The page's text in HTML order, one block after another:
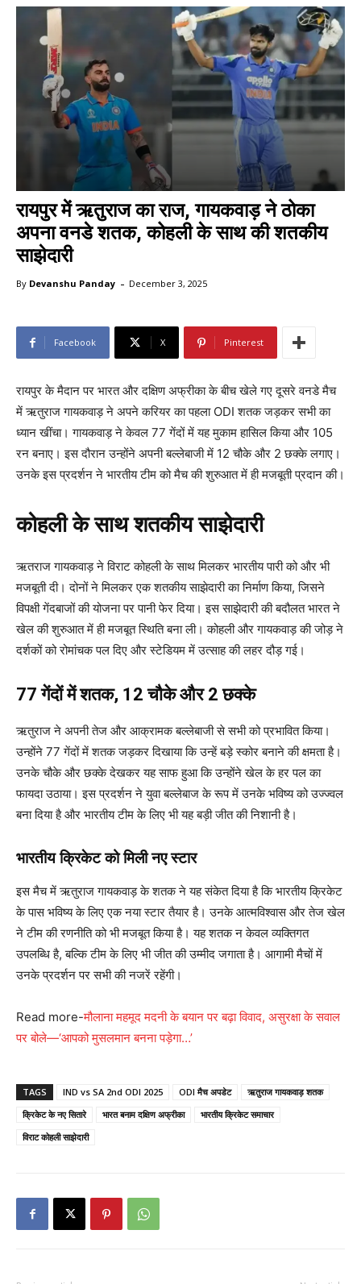
रायपुर में ऋतुराज का राज, गायकवाड़ ने ठोका
अपना वनडे शतक, कोहली के साथ की शतकीय
साझेदारी
By Devanshu Panday - December 3, 2025
Facebook X Pinterest
रायपुर के मैदान पर भारत और दक्षिण अफ्रीका के बीच खेले गए दूसरे वनडे मैच
में ऋतुराज गायकवाड़ ने अपने करियर का पहला ODI शतक जड़कर सभी का
ध्यान खींचा। गायकवाड़ ने केवल 77 गेंदों में यह मुकाम हासिल किया और 105
रन बनाए। इस दौरान उन्होंने अपनी बल्लेबाजी में 12 चौके और 2 छक्के लगाए।
उनके इस प्रदर्शन ने भारतीय टीम को मैच की शुरुआत में ही मजबूती प्रदान की।
कोहली के साथ शतकीय साझेदारी
ऋतराज गायकवाड़ ने विराट कोहली के साथ मिलकर भारतीय पारी को और भी
मजबूती दी। दोनों ने मिलकर एक शतकीय साझेदारी का निर्माण किया, जिसने
विपक्षी गेंदबाजों की योजना पर पानी फेर दिया। इस साझेदारी की बदौलत भारत ने
खेल की शुरुआत में ही मजबूत स्थिति बना ली। कोहली और गायकवाड़ की जोड़ ने
दर्शकों को रोमांचक पल दिए और स्टेडियम में उत्साह की लहर दौड़ गई।
77 गेंदों में शतक, 12 चौके और 2 छक्के
ऋतुराज ने अपनी तेज और आक्रामक बल्लेबाजी से सभी को प्रभावित किया।
उन्होंने 77 गेंदों में शतक जड़कर दिखाया कि उन्हें बड़े स्कोर बनाने की क्षमता है।
उनके चौके और छक्के देखकर यह साफ हुआ कि उन्होंने खेल के हर पल का
फायदा उठाया। इस प्रदर्शन ने युवा बल्लेबाज के रूप में उनके भविष्य को उज्ज्वल
बना दिया है और भारतीय टीम के लिए भी यह बड़ी जीत की निशानी है।
भारतीय क्रिकेट को मिली नए स्टार
इस मैच में ऋतुराज गायकवाड़ के शतक ने यह संकेत दिया है कि भारतीय क्रिकेट
के पास भविष्य के लिए एक नया स्टार तैयार है। उनके आत्मविश्वास और तेज खेल
ने टीम की रणनीति को भी मजबूत किया है। यह शतक न केवल व्यक्तिगत
उपलब्धि है, बल्कि टीम के लिए भी जीत की उम्मीद जगाता है। आगामी मैचों में
उनके प्रदर्शन पर सभी की नजरें रहेंगी।
Read more-मौलाना महमूद मदनी के बयान पर बढ़ा विवाद, असुरक्षा के सवाल
पर बोले—‘आपको मुसलमान बनना पड़ेगा…’
TAGS IND vs SA 2nd ODI 2025 ODI मैच अपडेट
ऋतुराज गायकवाड़ शतक
क्रिकेट के नए सितारे
भारत बनाम दक्षिण अफ्रीका
भारतीय क्रिकेट समाचार
विराट कोहली साझेदारी